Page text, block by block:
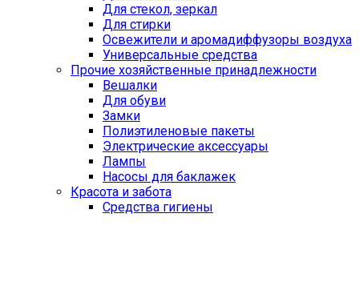
Для стекол, зеркал
Для стирки
Освежители и аромадиффузоры воздуха
Универсальные средства
Прочие хозяйственные принадлежности
Вешалки
Для обуви
Замки
Полиэтиленовые пакеты
Электрические аксессуары
Лампы
Насосы для баклажек
Красота и забота
Средства гигиены